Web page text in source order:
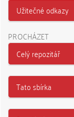
Užitečné odkazy
PROCHÁZET
Celý repozitář
Tato sbírka